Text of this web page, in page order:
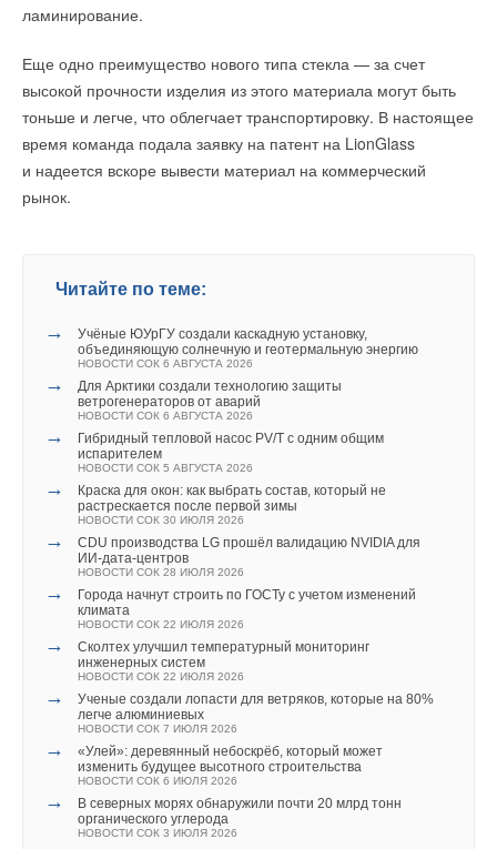
ламинирование.
Еще одно преимущество нового типа стекла — за счет
высокой прочности изделия из этого материала могут быть
тоньше и легче, что облегчает транспортировку. В настоящее
время команда подала заявку на патент на LionGlass
и надеется вскоре вывести материал на коммерческий
рынок.
Читайте по теме:
→
Учёные ЮУрГУ создали каскадную установку,
объединяющую солнечную и геотермальную энергию
НОВОСТИ СОК 6 АВГУСТА 2026
→
Для Арктики создали технологию защиты
ветрогенераторов от аварий
НОВОСТИ СОК 6 АВГУСТА 2026
→
Гибридный тепловой насос PV/T с одним общим
испарителем
НОВОСТИ СОК 5 АВГУСТА 2026
→
Краска для окон: как выбрать состав, который не
растрескается после первой зимы
НОВОСТИ СОК 30 ИЮЛЯ 2026
→
CDU производства LG прошёл валидацию NVIDIA для
ИИ-дата-центров
НОВОСТИ СОК 28 ИЮЛЯ 2026
→
Города начнут строить по ГОСТу с учетом изменений
климата
НОВОСТИ СОК 22 ИЮЛЯ 2026
→
Сколтех улучшил температурный мониторинг
инженерных систем
НОВОСТИ СОК 22 ИЮЛЯ 2026
→
Ученые создали лопасти для ветряков, которые на 80%
легче алюминиевых
НОВОСТИ СОК 7 ИЮЛЯ 2026
→
«Улей»: деревянный небоскрёб, который может
изменить будущее высотного строительства
НОВОСТИ СОК 6 ИЮЛЯ 2026
→
В северных морях обнаружили почти 20 млрд тонн
органического углерода
НОВОСТИ СОК 3 ИЮЛЯ 2026
Читайте по теме:
→ ГК «Терморос» усиливает позиции на рынке Казахстана
НОВОСТИ СОК 27 СЕНТЯБРЯ 2024
→ Инженерное Пятиборье ГК «Терморос» в Новосибирске
НОВОСТИ СОК 1 АВГУСТА 2024
НОВОСТИ СОК 24 ИЮЛЯ 2024
→ «Терморос» подписал договор о создании Консорциума
→
→ «Терморос»: путь к успеху длиною в 28 лет
НОВОСТИ СОК 17 ИЮЛЯ 2023
НОВОСТИ СОК 13 ИЮЛЯ 2023
«Терморос» на BAXI Expo в Екатеринбурге
НОВОСТИ СОК 7 ИЮЛЯ 2023
→ Электрические котлы E.C.A. на складе «Терморос»
НОВОСТИ СОК 6 ИЮЛЯ 2023
Уведомления отключены
Комментарии
В этой теме еще нет комментариев
Добавить комментарий
Ваше имя *
Ваш E-mail *
→
В Забайкалье запустили крупнейшую в России
Абагайтуйскую СЭС
НОВОСТИ СОК 7 АВГУСТА 2026
→
Учёные ЮУрГУ создали каскадную установку,
объединяющую солнечную и геотермальную энергию
НОВОСТИ СОК 6 АВГУСТА 2026
→
НОВОСТИ СОК 4 АВГУСТА 2026
НОВОСТИ СОК 31 ИЮЛЯ 2026
Уже через месяц в России можно будет устанавливать
НОВОСТИ СОК 30 ИЮЛЯ 2026
ВИЭ обойдут уголь по выработке электроэнергии в
НОВОСТИ СОК 27 ИЮЛЯ 2026
Китай опубликовал план развития сектора ВИЭ на
НОВОСТИ СОК 24 ИЮЛЯ 2026
В Дагестане ввели вторую очередь крупнейшей в России
НОВОСТИ СОК 23 ИЮЛЯ 2026
LONGi вновь установила мировой рекорд
35,5%
НОВОСТИ СОК 22 ИЮЛЯ 2026
Уведомления отключены
Комментарии